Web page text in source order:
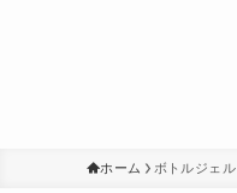
ホーム ボトルジェル